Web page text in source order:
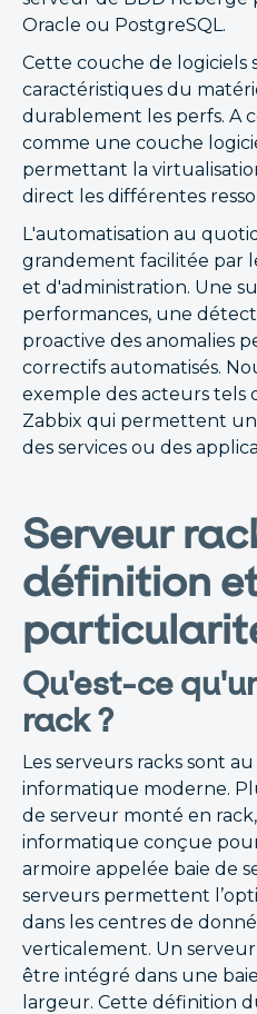
Oracle ou PostgreSQL.
Cette couche de logiciels
caractéristiques du
durablement les perfs. A
comme une couche
permettant la
direct les différentes
L'automatisation au
grandement facilitée par
et d'administration. Une
performances, une
proactive des anomalies
correctifs automatisés.
exemple des acteurs tels
Zabbix qui permettent
des services ou des
Serveur
définition
Qu'est-ce
rack ?
Les serveurs racks sont
informatique moderne.
de serveur monté en
informatique conçue
armoire appelée baie de
serveurs permettent
dans les centres de
verticalement. Un
être intégré dans une
largeur. Cette définition